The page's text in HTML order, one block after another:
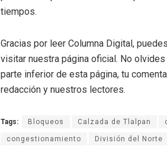
tiempos.
Gracias por leer Columna Digital,
visitar nuestra página oficial. No
parte inferior de esta página, tu
redacción y nuestros lectores.
Tags: Bloqueos Calzada de Tlalpan
congestionamiento División del Norte